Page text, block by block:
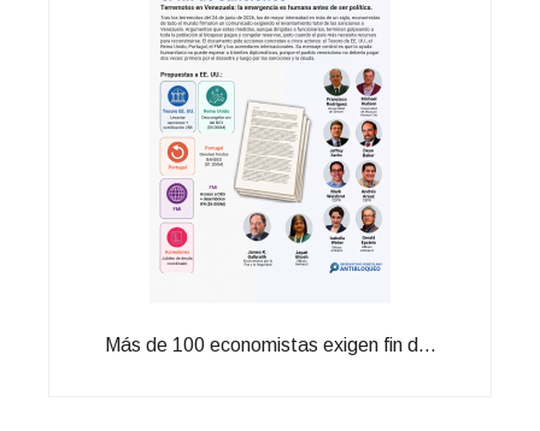
Más de 100 economistas exigen fin d...